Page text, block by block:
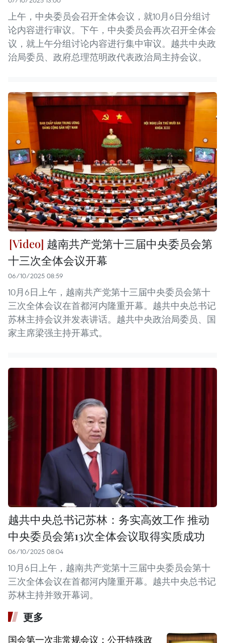
上午，中央委员会召开全体会议，就10月6日分组讨
论内容进行审议。下午，中央委员会再次召开全体会
议，就上午分组讨论内容进行集中审议。越共中央政
治局委员、政府总理范明政代表政治局主持会议。
越南共产党第十三届中央委员会第
十三次全体会议开幕
06/10/2025 08:59
10月6日上午，越南共产党第十三届中央委员会第十
三次全体会议在首都河内隆重开幕。越共中央总书记
苏林主持会议并发表讲话。越共中央政治局委员、国
家主席梁强主持开幕式。
越共中央总书记苏林：务实高效工作 推动
中央委员会第13次全体会议取得实质成功
06/10/2025 08:04
10月6日上午，越南共产党第十三届中央委员会第十
三次全体会议在首都河内隆重开幕。越共中央总书记
苏林主持并致开幕词。
更多
国会第一次非常规会议：公开特殊政